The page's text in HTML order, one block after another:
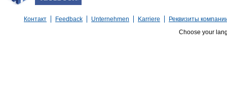
Контакт Feedback Unternehmen Karriere
Реквизиты
Choose your